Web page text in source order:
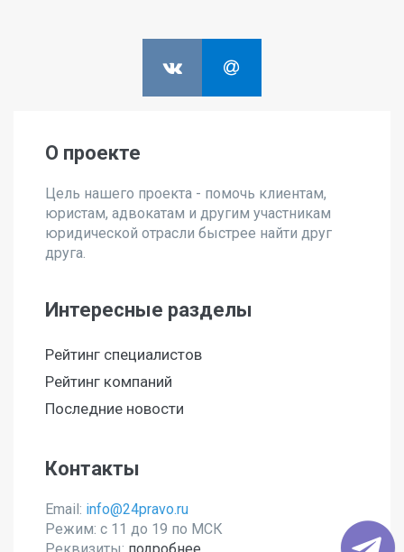
О проекте
Цель нашего проекта - помочь клиентам,
юристам, адвокатам и другим участникам
юридической отрасли быстрее найти друг
друга.
Интересные разделы
Рейтинг специалистов
Рейтинг компаний
Последние новости
Контакты
Email: info@24pravo.ru
Режим: с 11 до 19 по МСК